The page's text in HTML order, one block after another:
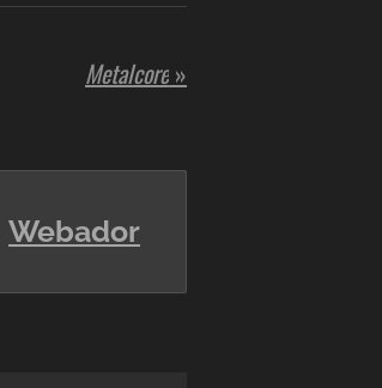
Metalcore »
Webador